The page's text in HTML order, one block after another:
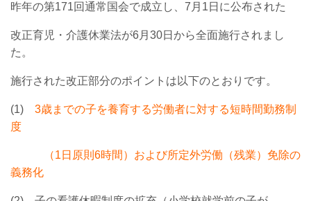
昨年の第171回通常国会で成立し、7月1日に公布された
改正育児・介護休業法が6月30日から全面施行されまし
た。
施行された改正部分のポイントは以下のとおりです。
(1) 3歳までの子を養育する労働者に対する短時間勤務制
度
（1日原則6時間）および所定外労働（残業）免除の
義務化